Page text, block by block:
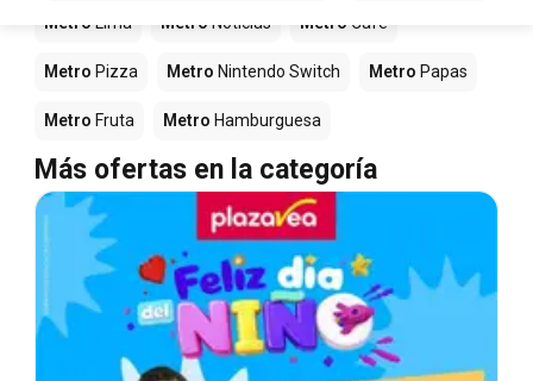
Metro Lima Metro Noticias Metro Café
Metro Pizza Metro Nintendo Switch Metro Papas
Metro Fruta Metro Hamburguesa
Más ofertas en la categoría